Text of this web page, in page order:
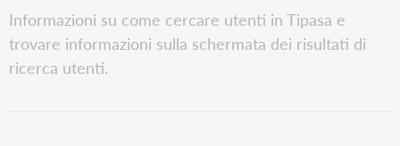
Risultati
ricerca
utenti
Informazioni su come cercare utenti in Tipasa e
trovare informazioni sulla schermata dei risultati di
ricerca utenti.